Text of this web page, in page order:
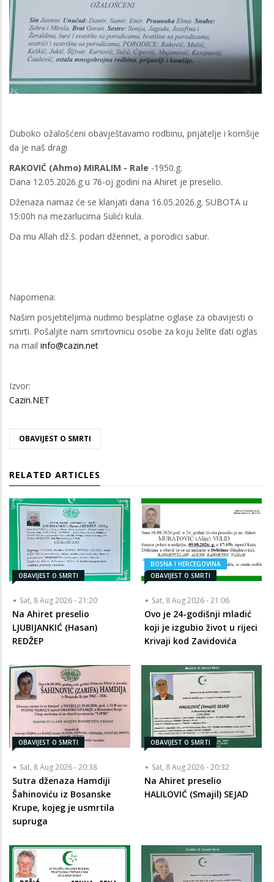
Duboko ožalošćeni obavještavamo rodbinu, prijatelje i komšije
da je naš dragi
RAKOVIĆ (Ahmo) MIRALIM - Rale -1950.g.
Dana 12.05.2026.g u 76-oj godini na Ahiret je preselio.
Dženaza namaz će se klanjati dana 16.05.2026.g. SUBOTA u
15:00h na mezarlucima Sulići kula.
Da mu Allah dž.š. podari džennet, a porodici sabur.
Napomena:
Našim posjetiteljima nudimo besplatne oglase za obavijesti o
smrti. Pošaljite nam smrtovnicu osobe za koju želite dati oglas
na mail info@cazin.net
Izvor:
Cazin.NET
OBAVIJEST O SMRTI
RELATED ARTICLES
OBAVIJEST O SMRTI
Sat, 8 Aug 2026 - 21:20
Na Ahiret preselio
LJUBIJANKIĆ (Hasan)
REDŽEP
BOSNA I HERCEGOVINA
OBAVIJEST O SMRTI
Sat, 8 Aug 2026 - 21:06
Ovo je 24-godišnji mladić
koji je izgubio život u rijeci
Krivaji kod Zavidovića
OBAVIJEST O SMRTI
Sat, 8 Aug 2026 - 20:38
Sutra dženaza Hamdiji
Šahinoviću iz Bosanske
Krupe, kojeg je usmrtila
supruga
OBAVIJEST O SMRTI
Sat, 8 Aug 2026 - 20:32
Na Ahiret preselio
HALILOVIĆ (Smajil) SEJAD